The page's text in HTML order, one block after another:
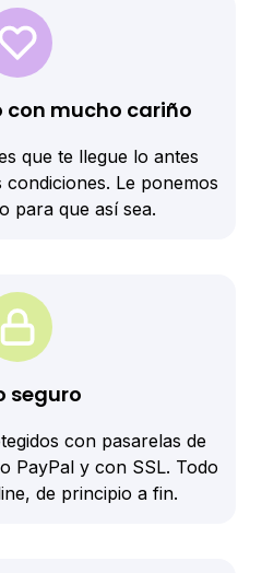
con mucho cariño
que te llegue lo antes
Le ponemos
para que así sea.
seguro
con pasarelas de
PayPal y con SSL. Todo
de principio a fin.